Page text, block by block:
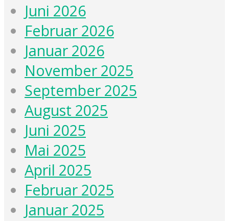
Juni 2026
Februar 2026
Januar 2026
November 2025
September 2025
August 2025
Juni 2025
Mai 2025
April 2025
Februar 2025
Januar 2025